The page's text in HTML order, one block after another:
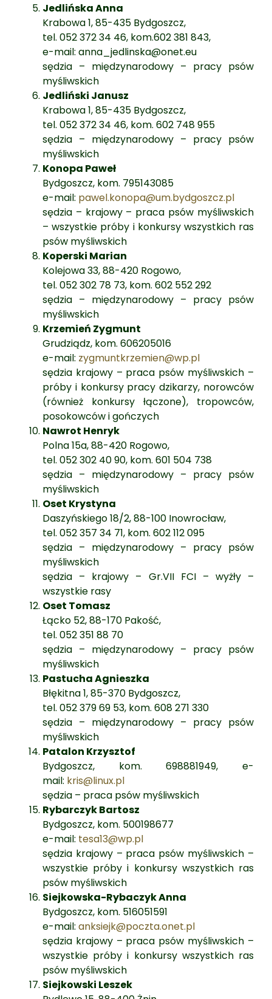
Jedlińska Anna
Krabowa 1, 85-435 Bydgoszcz,
tel. 052 372 34 46, kom.602 381 843,
e-mail: anna_jedlinska@onet.eu
sędzia – międzynarodowy – pracy psów
myśliwskich
Jedliński Janusz
Krabowa 1, 85-435 Bydgoszcz,
tel. 052 372 34 46, kom. 602 748 955
sędzia – międzynarodowy – pracy psów
myśliwskich
Konopa Paweł
Bydgoszcz, kom. 795143085
e-mail: pawel.konopa@um.bydgoszcz.pl
sędzia – krajowy – praca psów myśliwskich
– wszystkie próby i konkursy wszystkich ras
psów myśliwskich
Koperski Marian
Kolejowa 33, 88-420 Rogowo,
tel. 052 302 78 73, kom. 602 552 292
sędzia – międzynarodowy – pracy psów
myśliwskich
Krzemień Zygmunt
Grudziądz, kom. 606205016
e-mail: zygmuntkrzemien@wp.pl
sędzia krajowy – praca psów myśliwskich –
próby i konkursy pracy dzikarzy, norowców
(również konkursy łączone), tropowców,
posokowców i gończych
Nawrot Henryk
Polna 15a, 88-420 Rogowo,
tel. 052 302 40 90, kom. 601 504 738
sędzia – międzynarodowy – pracy psów
myśliwskich
Oset Krystyna
Daszyńskiego 18/2, 88-100 Inowrocław,
tel. 052 357 34 71, kom. 602 112 095
sędzia – międzynarodowy – pracy psów
myśliwskich
sędzia – krajowy – Gr.VII FCI – wyżły –
wszystkie rasy
Oset Tomasz
Łącko 52, 88-170 Pakość,
tel. 052 351 88 70
sędzia – międzynarodowy – pracy psów
myśliwskich
Pastucha Agnieszka
Błękitna 1, 85-370 Bydgoszcz,
tel. 052 379 69 53, kom. 608 271 330
sędzia – międzynarodowy – pracy psów
myśliwskich
Patalon Krzysztof
Bydgoszcz, kom. 698881949, e-
mail: kris@linux.pl
sędzia – praca psów myśliwskich
Rybarczyk Bartosz
Bydgoszcz, kom. 500198677
e-mail: tesa13@wp.pl
sędzia krajowy – praca psów myśliwskich –
wszystkie próby i konkursy wszystkich ras
psów myśliwskich
Siejkowska-Rybaczyk Anna
Bydgoszcz, kom. 516051591
e-mail: anksiejk@poczta.onet.pl
sędzia krajowy – praca psów myśliwskich –
wszystkie próby i konkursy wszystkich ras
psów myśliwskich
Siejkowski Leszek